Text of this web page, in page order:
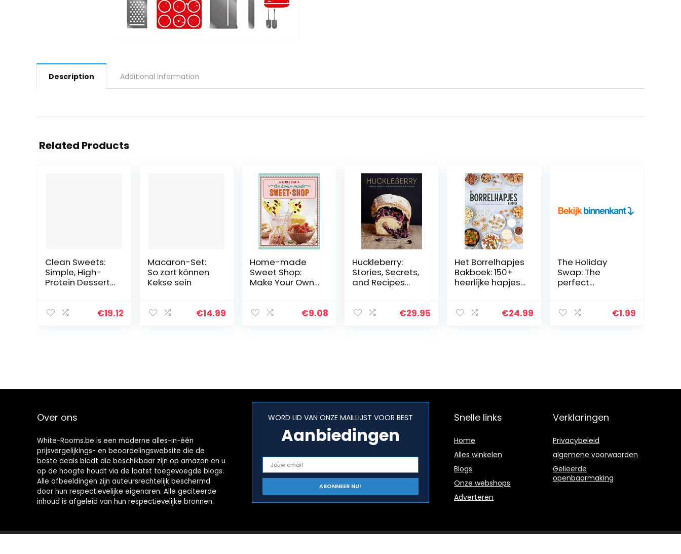
Description Additional information
Related Products
Clean Sweets:
Simple, High-
Protein Desserts
€19.12
Macaron-Set:
So zart können
Kekse sein
€14.99
Home-made
Sweet Shop:
Make Your Own
Recipes for
€9.08
Huckleberry:
Stories, Secrets,
and Recipes
€29.95
Het Borrelhapjes
Bakboek: 150+
heerlijke hapjes
€24.99
The Holiday
Swap: The
perfect
romance
€1.99
Over ons
White-Rooms.be is een moderne alles-in-één
prijsvergelijkings- en beoordelingswebsite die de
beste deals biedt die beschikbaar zijn op amazon en u
op de hoogte houdt via de laatst toegevoegde blogs.
Alle afbeeldingen zijn auteursrechtelijk beschermd
door hun respectievelijke eigenaren. Alle geciteerde
inhoud is afgeleid van hun respectievelijke bronnen.
WORD LID VAN ONZE MAILLIJST VOOR BEST
Aanbiedingen
Snelle links
Home
Alles winkelen
Blogs
Onze webshops
Adverteren
Verklaringen
Privacybeleid
algemene voorwaarden
Gelieerde
openbaarmaking